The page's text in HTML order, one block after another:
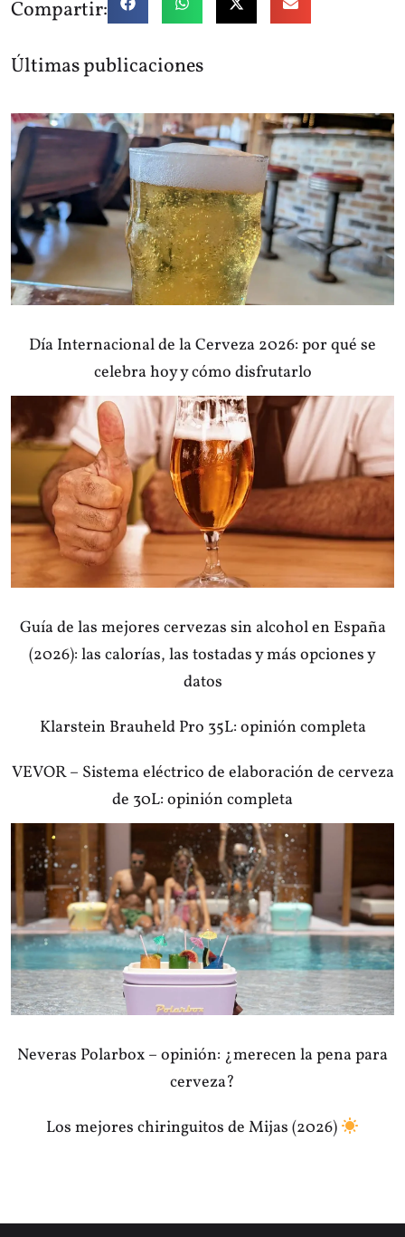
Compartir:
Últimas publicaciones
Día Internacional de la Cerveza 2026: por qué se
celebra hoy y cómo disfrutarlo
Guía de las mejores cervezas sin alcohol en España
(2026): las calorías, las tostadas y más opciones y
datos
Klarstein Brauheld Pro 35L: opinión completa
VEVOR – Sistema eléctrico de elaboración de cerveza
de 30L: opinión completa
Neveras Polarbox – opinión: ¿merecen la pena para
cerveza?
Los mejores chiringuitos de Mijas (2026)